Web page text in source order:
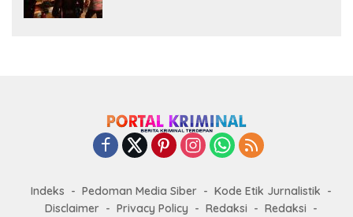
Indeks Pedoman Media Siber
Kode Etik Jurnalistik
Disclaimer
Privacy Policy Redaksi Redaksi